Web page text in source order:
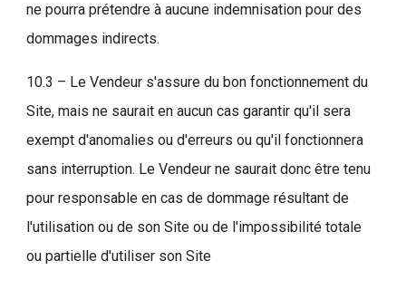
ne pourra prétendre à aucune indemnisation pour des
dommages indirects.
10.3 – Le Vendeur s'assure du bon fonctionnement du
Site, mais ne saurait en aucun cas garantir qu'il sera
exempt d'anomalies ou d'erreurs ou qu'il fonctionnera
sans interruption. Le Vendeur ne saurait donc être tenu
pour responsable en cas de dommage résultant de
l'utilisation ou de son Site ou de l'impossibilité totale
ou partielle d'utiliser son Site